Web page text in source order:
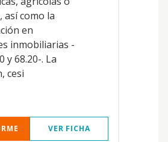
así como la
en
inmobiliarias -
y 68.20-. La
cesi
VER FICHA